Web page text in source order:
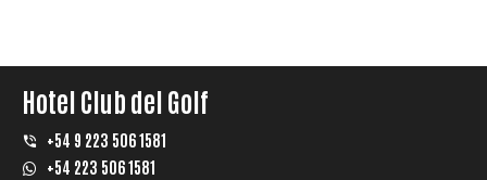
Hotel Club del Golf
+54 9 223 506 1581
+54 223 506 1581